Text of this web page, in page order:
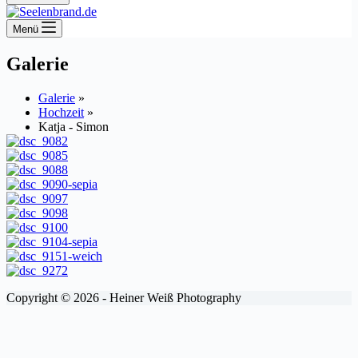
Menü
Galerie
Galerie »
Hochzeit »
Katja - Simon
Copyright © 2026 - Heiner Weiß Photography